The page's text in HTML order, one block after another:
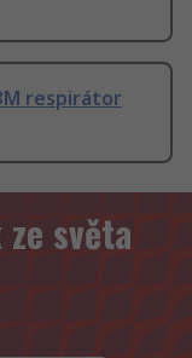
respirátor
světa